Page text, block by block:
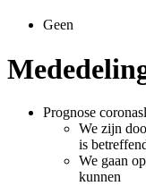
Geen
Prognose
We zijn
is
We gaan
kunnen